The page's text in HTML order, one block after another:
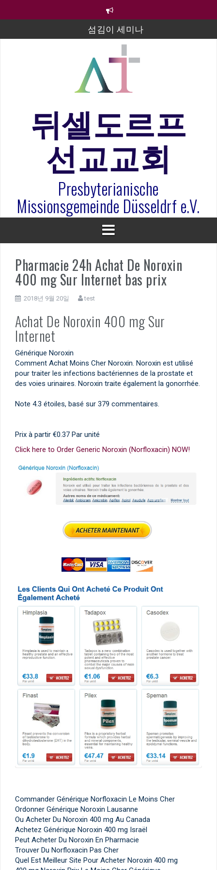
섬김이 세미나
김태희 자매 졸업연주
2023년 어린이 주일 유초등부 발표
라합3 나라 봉헌송
은퇴사-우선화 권사
20260322 주안에 가만히 머물기(요한복음 15:1-17) 손
훈목사
뒤셀도르프
선교교회
Presbyterianische
Missionsgemeinde Düsseldrf e.V.
Pharmacie 24h Achat De Noroxin
400 mg Sur Internet bas prix
2018년 9월 20일 test
Achat De Noroxin 400 mg Sur
Internet
Générique Noroxin
Comment Achat Moins Cher Noroxin. Noroxin est utilisé
pour traiter les infections bactériennes de la prostate et
des voies urinaires. Noroxin traite également la gonorrhée.
Note 4.3 étoiles, basé sur 379 commentaires.
Prix à partir €0.37 Par unité
Click here to Order Generic Noroxin (Norfloxacin) NOW!
Commander Générique Norfloxacin Le Moins Cher
Ordonner Générique Noroxin Lausanne
Ou Acheter Du Noroxin 400 mg Au Canada
Achetez Générique Noroxin 400 mg Israël
Peut Acheter Du Noroxin En Pharmacie
Trouver Du Norfloxacin Pas Cher
Quel Est Meilleur Site Pour Acheter Noroxin 400 mg